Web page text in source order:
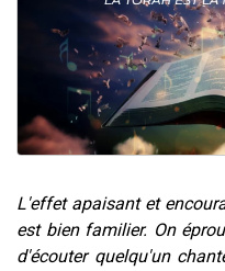
L'effet apaisant et
est bien familier. On
d'écouter quelqu'un